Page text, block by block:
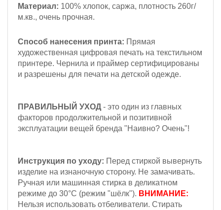
Материал: 100% хлопок, саржа, плотность 260г/
м.кв., очень прочная.
Способ нанесения принта: Прямая
художественная цифровая печать на текстильном
принтере. Чернила и праймер сертифицированы
и разрешены для печати на детской одежде.
ПРАВИЛЬНЫЙ УХОД - это один из главных
факторов продолжительной и позитивной
эксплуатации вещей бренда "Наивно? Очень"!
Инструкция по уходу: Перед стиркой вывернуть
изделие на изнаночную сторону. Не замачивать.
Ручная или машинная стирка в деликатном
режиме до 30°С (режим "шёлк"). ВНИМАНИЕ:
Нельзя использовать отбеливатели. Стирать